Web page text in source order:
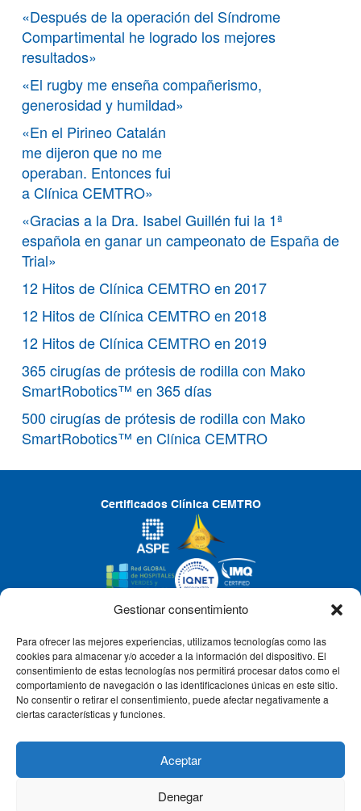
Gestionar consentimiento
Para ofrecer las mejores experiencias, utilizamos tecnologías como las
cookies para almacenar y/o acceder a la información del dispositivo. El
consentimiento de estas tecnologías nos permitirá procesar datos como el
comportamiento de navegación o las identificaciones únicas en este sitio.
No consentir o retirar el consentimiento, puede afectar negativamente a
ciertas características y funciones.
Aceptar
Denegar
«Después de la operación del Síndrome
Compartimental he logrado los mejores
resultados»
«El rugby me enseña compañerismo,
generosidad y humildad»
«En el Pirineo Catalán
me dijeron que no me
operaban. Entonces fui
a Clínica CEMTRO»
«Gracias a la Dra. Isabel Guillén fui la 1ª
española en ganar un campeonato de España de
Trial»
12 Hitos de Clínica CEMTRO en 2017
12 Hitos de Clínica CEMTRO en 2018
12 Hitos de Clínica CEMTRO en 2019
365 cirugías de prótesis de rodilla con Mako
SmartRobotics™ en 365 días
500 cirugías de prótesis de rodilla con Mako
SmartRobotics™ en Clínica CEMTRO
Certificados Clínica CEMTRO
CLÍNICA CEMTRO
QUIÉNES SOMOS